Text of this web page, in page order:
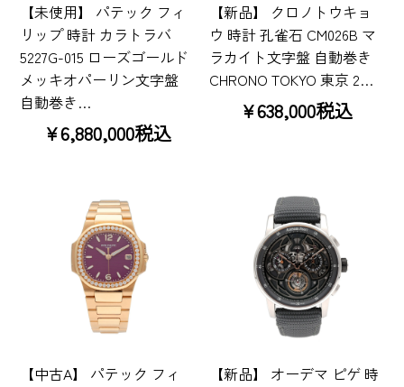
【未使用】 パテック フィ
リップ 時計 カラトラバ
5227G-015 ローズゴールド
メッキオパーリン文字盤
自動巻き…
¥6,880,000税込
【新品】 クロノトウキョ
ウ 時計 孔雀石 CM026B マ
ラカイト文字盤 自動巻き
CHRONO TOKYO 東京 2…
¥638,000税込
【中古A】 パテック フィ
【新品】 オーデマ ピゲ 時